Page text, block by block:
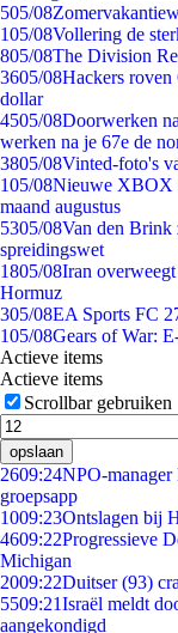
505/08
105/08Vollering de
805/08The Division
3605/08Hackers
dollar
4505/08Doorwerken
werken na je 67e de
3805/08Vinted-foto's
105/08Nieuwe XBOX
maand augustus
5305/08Van den Brink
spreidingswet
1805/08Iran
Hormuz
305/08EA Sports FC
105/08Gears of War:
Actieve items
Actieve items
Scrollbar gebruiken
opslaan
2609:24NPO-manager
groepsapp
1009:23Ontslagen bij
4609:22Progressieve
Michigan
2009:22Duitser (93)
5509:21Israël meldt
aangekondigd